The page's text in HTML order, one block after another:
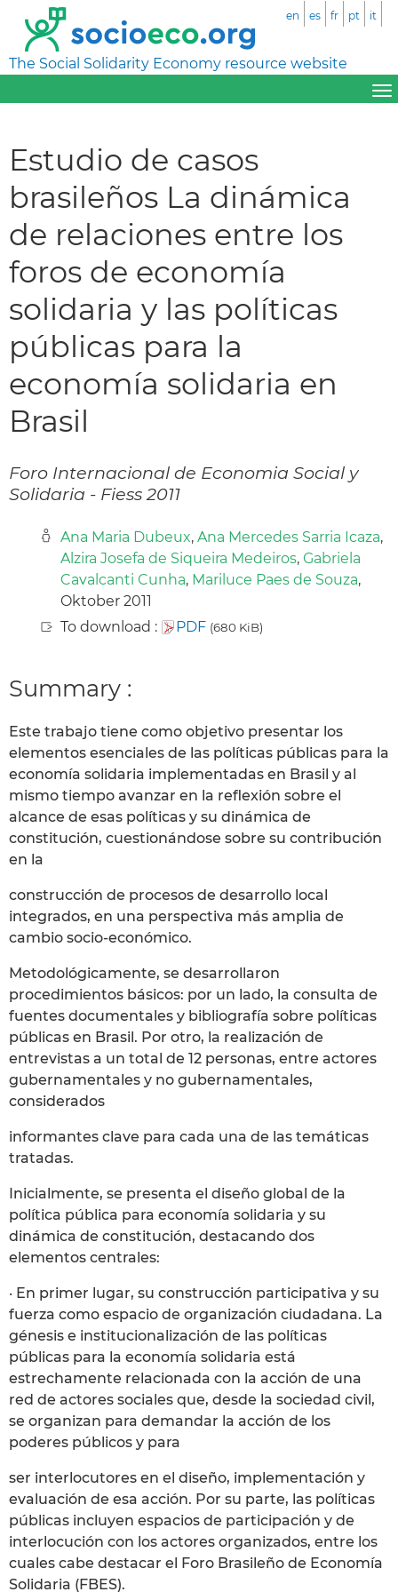
The Social Solidarity Economy resource website
en es fr pt it
Estudio de casos
brasileños La dinámica
de relaciones entre los
foros de economía
solidaria y las políticas
públicas para la
economía solidaria en
Brasil
Foro Internacional de Economia Social y
Solidaria - Fiess 2011
Ana Maria Dubeux, Ana Mercedes Sarria Icaza,
Alzira Josefa de Siqueira Medeiros, Gabriela
Cavalcanti Cunha, Mariluce Paes de Souza,
Oktober 2011
To download :
PDF (680 KiB)
Summary :
Este trabajo tiene como objetivo presentar los
elementos esenciales de las políticas públicas para la
economía solidaria implementadas en Brasil y al
mismo tiempo avanzar en la reflexión sobre el
alcance de esas políticas y su dinámica de
constitución, cuestionándose sobre su contribución
en la
construcción de procesos de desarrollo local
integrados, en una perspectiva más amplia de
cambio socio-económico.
Metodológicamente, se desarrollaron
procedimientos básicos: por un lado, la consulta de
fuentes documentales y bibliografía sobre políticas
públicas en Brasil. Por otro, la realización de
entrevistas a un total de 12 personas, entre actores
gubernamentales y no gubernamentales,
considerados
informantes clave para cada una de las temáticas
tratadas.
Inicialmente, se presenta el diseño global de la
política pública para economía solidaria y su
dinámica de constitución, destacando dos
elementos centrales:
· En primer lugar, su construcción participativa y su
fuerza como espacio de organización ciudadana. La
génesis e institucionalización de las políticas
públicas para la economía solidaria está
estrechamente relacionada con la acción de una
red de actores sociales que, desde la sociedad civil,
se organizan para demandar la acción de los
poderes públicos y para
ser interlocutores en el diseño, implementación y
evaluación de esa acción. Por su parte, las políticas
públicas incluyen espacios de participación y de
interlocución con los actores organizados, entre los
cuales cabe destacar el Foro Brasileño de Economía
Solidaria (FBES).